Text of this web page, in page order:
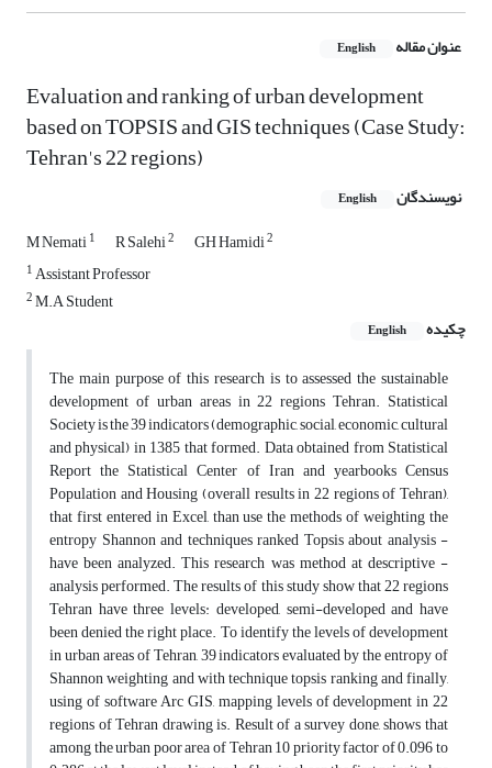
عنوان مقاله English
Evaluation and ranking of urban development
based on TOPSIS and GIS techniques (Case Study:
Tehran's 22 regions)
نویسندگان English
M Nemati1 R Salehi2 GH Hamidi2
1Assistant Professor
2M.A Student
چکیده
English
The main purpose of this research is to assessed the sustainable
development of urban areas in 22 regions Tehran. Statistical
Society is the 39 indicators (demographic, social, economic, cultural
and physical) in 1385 that formed. Data obtained from Statistical
Report the Statistical Center of Iran and yearbooks Census
Population and Housing (overall results in 22 regions of Tehran),
that first entered in Excel, than use the methods of weighting the
entropy Shannon and techniques ranked Topsis about analysis -
have been analyzed. This research was method at descriptive -
analysis performed. The results of this study show that 22 regions
Tehran have three levels: developed, semi-developed and have
been denied the right place. To identify the levels of development
in urban areas of Tehran, 39 indicators evaluated by the entropy of
Shannon weighting and with technique topsis ranking and finally,
using of software Arc GIS, mapping levels of development in 22
regions of Tehran drawing is. Result of a survey done, shows that
among the urban poor area of ​​Tehran 10 priority factor of 0.096 to